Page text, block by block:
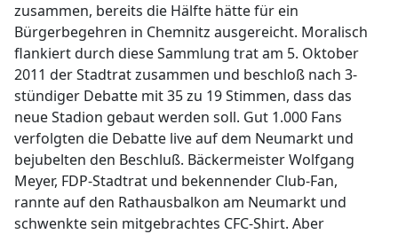
zusammen, bereits die Hälfte hätte für ein
Bürgerbegehren in Chemnitz ausgereicht. Moralisch
flankiert durch diese Sammlung trat am 5. Oktober
2011 der Stadtrat zusammen und beschloß nach 3-
stündiger Debatte mit 35 zu 19 Stimmen, dass das
neue Stadion gebaut werden soll. Gut 1.000 Fans
verfolgten die Debatte live auf dem Neumarkt und
bejubelten den Beschluß. Bäckermeister Wolfgang
Meyer, FDP-Stadtrat und bekennender Club-Fan,
rannte auf den Rathausbalkon am Neumarkt und
schwenkte sein mitgebrachtes CFC-Shirt. Aber